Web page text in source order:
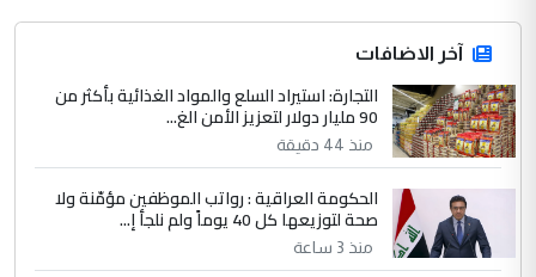
صلاح مهدي حسن
التعليق : صلاح مهدي حسن ...
الموضوع :
هيئة الحج تصدر قرارا يخص "لم الشمل"
وتعديل استمارة قرعة الحج
صلاح مهدي حسن
التعليق : صلاح مهدي حسن ...
آخر الاضافات
التجارة: استيراد السلع والمواد الغذائية بأكثر من
90 مليار دولار لتعزيز الأمن الغ...
منذ 44 دقيقة
الحكومة العراقية : رواتب الموظفين مؤمّنة ولا
صحة لتوزيعها كل 40 يوماً ولم نلجأ إ...
منذ 3 ساعة